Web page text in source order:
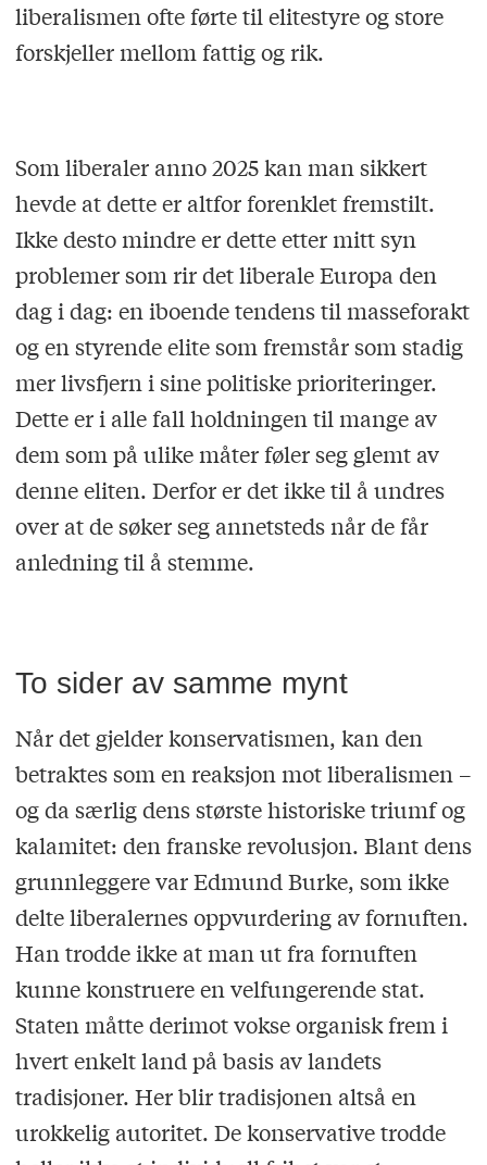
liberalismen ofte førte til elitestyre og store
forskjeller mellom fattig og rik.
Som liberaler anno 2025 kan man sikkert
hevde at dette er altfor forenklet fremstilt.
Ikke desto mindre er dette etter mitt syn
problemer som rir det liberale Europa den
dag i dag: en iboende tendens til masseforakt
og en styrende elite som fremstår som stadig
mer livsfjern i sine politiske prioriteringer.
Dette er i alle fall holdningen til mange av
dem som på ulike måter føler seg glemt av
denne eliten. Derfor er det ikke til å undres
over at de søker seg annetsteds når de får
anledning til å stemme.
To sider av samme mynt
Når det gjelder konservatismen, kan den
betraktes som en reaksjon mot liberalismen –
og da særlig dens største historiske triumf og
kalamitet: den franske revolusjon. Blant dens
grunnleggere var Edmund Burke, som ikke
delte liberalernes oppvurdering av fornuften.
Han trodde ikke at man ut fra fornuften
kunne konstruere en velfungerende stat.
Staten måtte derimot vokse organisk frem i
hvert enkelt land på basis av landets
tradisjoner. Her blir tradisjonen altså en
urokkelig autoritet. De konservative trodde